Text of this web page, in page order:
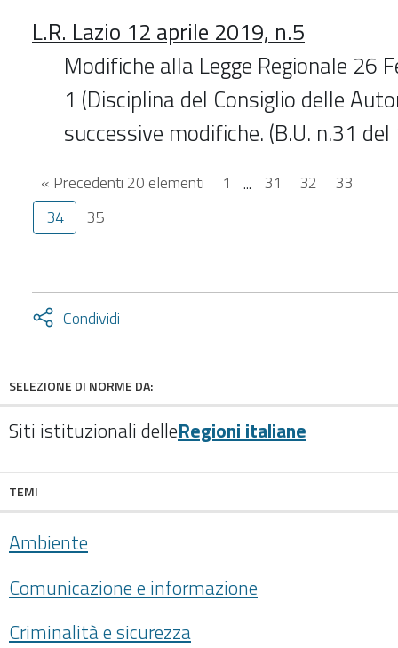
L.R. Lazio 12 aprile 2019, n.5
Modifiche alla Legge Regionale 26
1 (Disciplina del Consiglio delle
successive modifiche. (B.U. n.31
« Precedenti 20 elementi 1 ... 31 32
33
34
35
Condividi
Attiva
SELEZIONE DI NORME DA:
Siti istituzionali delleRegioni italiane
TEMI
Ambiente
Comunicazione e informazione
Criminalità e sicurezza